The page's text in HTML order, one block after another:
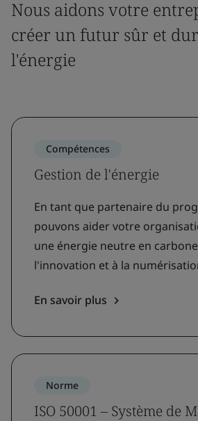
Nous aidons votre
créer un futur sûr et
l'énergie
Compétences
Gestion de l'énergie
En tant que partenaire du
pouvons aider votre
une énergie neutre en
l'innovation et à la
En savoir plus
Norme
ISO 50001 – Système de